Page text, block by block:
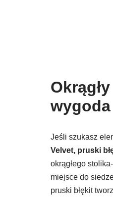
Jeśli szukasz
Velvet, pruski
okrągłego
miejsce do
pruski błękit